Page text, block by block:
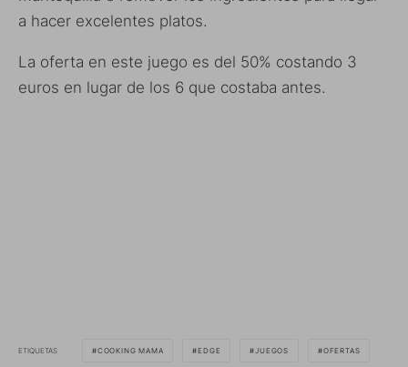
a hacer excelentes platos.
La oferta en este juego es del 50% costando 3
euros en lugar de los 6 que costaba antes.
ETIQUETAS COOKING MAMA EDGE JUEGOS OFERTAS